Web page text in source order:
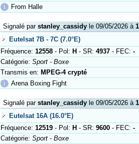
ℹ
From Halle
Signalé par stanley_cassidyle 09/05/2026 à
Eutelsat 7B - 7C (7.0°E)
Fréquence: 12558- Pol: H - SR: 4937- FEC: -
Catégorie: Sport - Boxe
Transmis en: MPEG-4 crypté
ℹ
Arena Boxing Fight
Signalé par stanley_cassidyle 09/05/2026 à
Eutelsat 16A (16.0°E)
Fréquence: 12519- Pol: H - SR: 9600- FEC: -
Catégorie: Sport - Boxe